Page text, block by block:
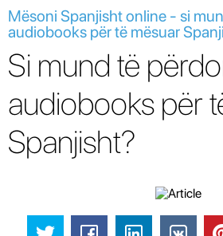
Mësoni Spanjisht online - si
audiobooks për të mësuar
Si mund të
audiobooks për
Spanjisht?